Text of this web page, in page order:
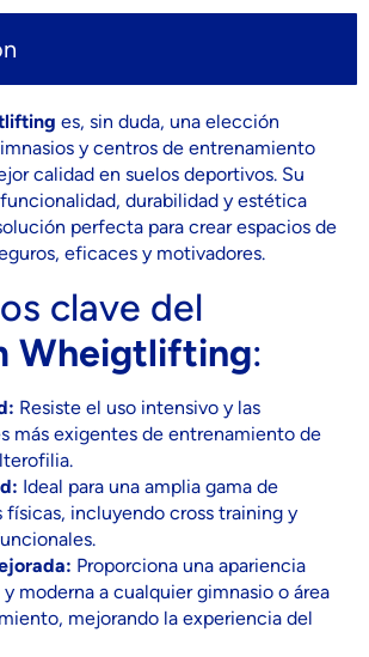
es, sin duda, una elección
y centros de entrenamiento
calidad en suelos deportivos. Su
durabilidad y estética
perfecta para crear espacios de
eficaces y motivadores.
clave del
Wheigtlifting:
Resiste el uso intensivo y las
más exigentes de entrenamiento de
Ideal para una amplia gama de
físicas, incluyendo cross training y
Proporciona una apariencia
moderna a cualquier gimnasio o área
mejorando la experiencia del